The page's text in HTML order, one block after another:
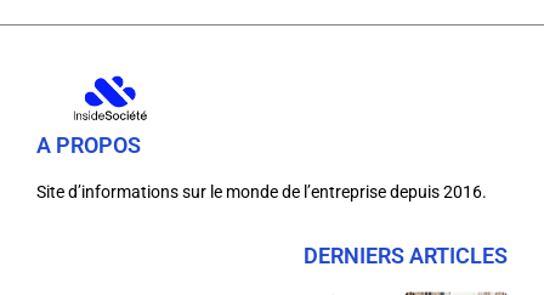
A PROPOS
Site d’informations sur le monde de l’entreprise depuis 2016.
DERNIERS ARTICLES